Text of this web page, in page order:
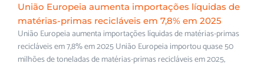
União Europeia aumenta importações líquidas de
matérias-primas recicláveis em 7,8% em 2025
União Europeia aumenta importações líquidas de matérias-primas
recicláveis em 7,8% em 2025 União Europeia importou quase 50
milhões de toneladas de matérias-primas recicláveis em 2025,